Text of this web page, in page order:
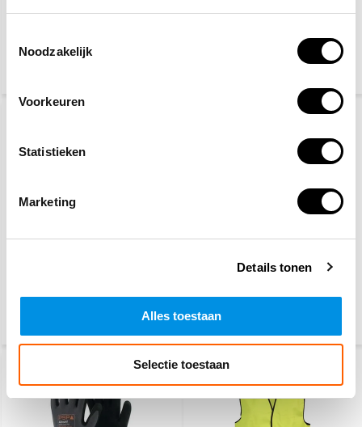
Noodzakelijk
Voorkeuren
Statistieken
Marketing
Details tonen
Alles toestaan
Selectie toestaan
6,10
27,50
(33,28 Incl. btw)